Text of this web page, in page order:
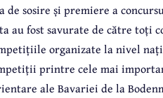
sosire și premiere a
au fost savurate de către toți
organizate la nivel
printre cele mai
ale Bavariei de la